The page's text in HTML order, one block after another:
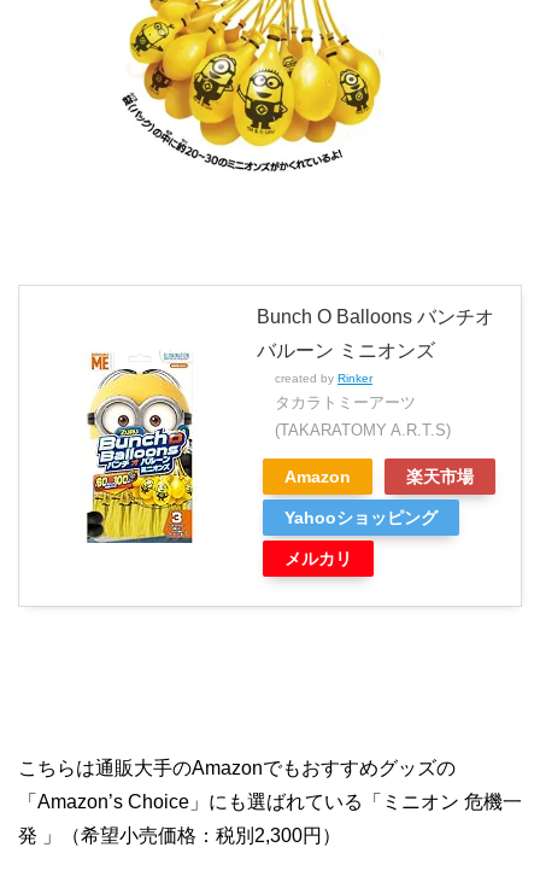
Bunch O Balloons バンチオ
バルーン ミニオンズ
created by Rinker
タカラトミーアーツ
(TAKARATOMY A.R.T.S)
Amazon 楽天市場
Yahooショッピング
メルカリ
こちらは通販大手のAmazonでもおすすめグッズの
「Amazon’s Choice」にも選ばれている「ミニオン 危機一
発 」（希望小売価格：税別2,300円）